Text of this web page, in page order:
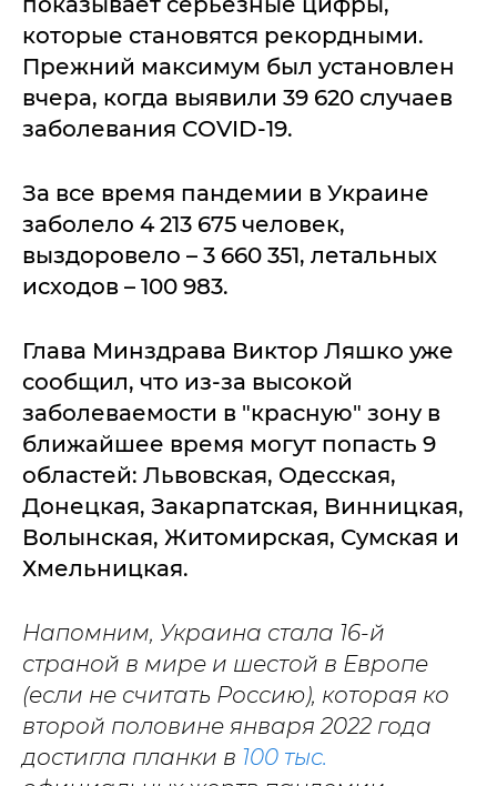
которые становятся рекордными.
Прежний максимум был установлен
вчера, когда выявили 39 620 случаев
заболевания СOVID-19.
За все время пандемии в Украине
заболело 4 213 675 человек,
выздоровело – 3 660 351, летальных
исходов – 100 983.
Глава Минздрава Виктор Ляшко уже
сообщил, что из-за высокой
заболеваемости в "красную" зону в
ближайшее время могут попасть 9
областей: Львовская, Одесская,
Донецкая, Закарпатская, Винницкая,
Волынская, Житомирская, Сумская и
Хмельницкая.
Напомним, Украина стала 16-й
страной в мире и шестой в Европе
(если не считать Россию), которая ко
второй половине января 2022 года
достигла планки в 100 тыс.